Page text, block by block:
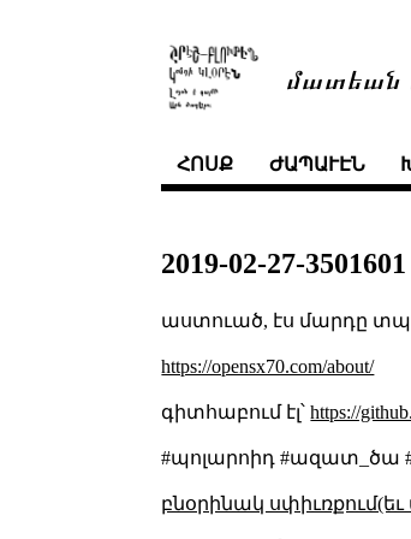
մատեան
ՀՈՍՔ ԺԱՊԱՒԷՆ
2019-02-27-3501601
աստուած, էս մարդը
https://opensx70.com/about/
գիտհաբում էլ՝https://
#պոլարոիդ #ազատ_ծա
բնօրինակ